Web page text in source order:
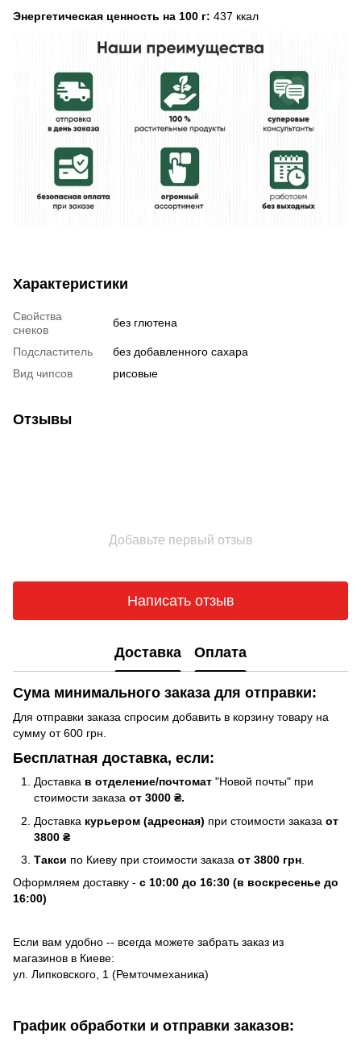
Энергетическая ценность на 100 г: 437 ккал
Характеристики
Свойства
снеков
без глютена
Подсластитель
без добавленного сахара
Вид чипсов
рисовые
Отзывы
Добавьте первый отзыв
Написать отзыв
Доставка Оплата
Сума минимального заказа для отправки:
Для отправки заказа спросим добавить в корзину товару на
сумму от 600 грн.
Бесплатная доставка, если:
Доставка в отделение/почтомат "Новой почты" при
стоимости заказа от 3000 ₴.
Доставка курьером (адресная) при стоимости заказа от
3800 ₴
Такси по Киеву при стоимости заказа от 3800 грн
Оформляем доставку - с 10:00 до 16:30 (в воскресенье до
16:00)
Если вам удобно -- всегда можете забрать заказ из
магазинов в Киеве:
ул. Липковского, 1 (Ремточмеханика)
График обработки и отправки заказов: